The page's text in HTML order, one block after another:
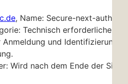
, Name: Secure-next-
Technisch erforderliches
Anmeldung und Identifizierung
Wird nach dem Ende der